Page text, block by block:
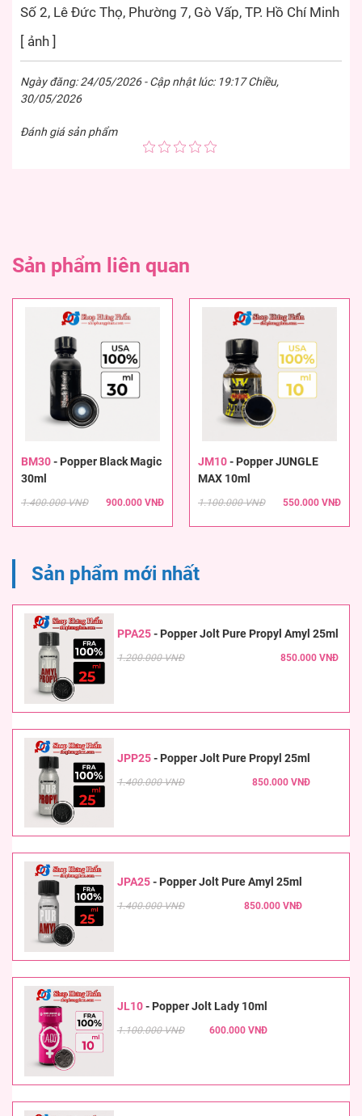
Số 2, Lê Đức Thọ, Phường 7, Gò Vấp, TP. Hồ Chí Minh
[ ảnh ]
Ngày đăng: 24/05/2026 - Cập nhật lúc: 19:17 Chiều,
30/05/2026
Đánh giá sản phẩm
Sản phẩm liên quan
BM30- Popper Black Magic
30ml
1.400.000 VNĐ 900.000 VNĐ
JM10- Popper JUNGLE
MAX 10ml
1.100.000 VNĐ 550.000 VNĐ
Sản phẩm mới nhất
PPA25- Popper Jolt Pure Propyl Amyl 25ml
1.200.000 VNĐ 850.000 VNĐ
JPP25- Popper Jolt Pure Propyl 25ml
1.400.000 VNĐ 850.000 VNĐ
JPA25- Popper Jolt Pure Amyl 25ml
1.400.000 VNĐ 850.000 VNĐ
JL10- Popper Jolt Lady 10ml
1.100.000 VNĐ 600.000 VNĐ